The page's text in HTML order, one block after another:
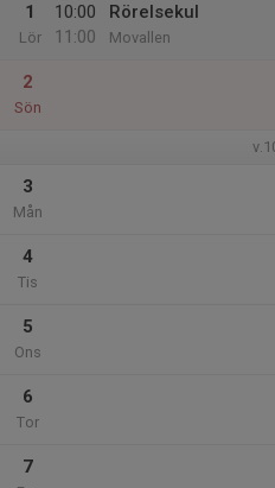
1
Lör
10:00
11:00
Rörelsekul
Movallen
2
Sön
3
Mån
4
Tis
5
Ons
6
Tor
7